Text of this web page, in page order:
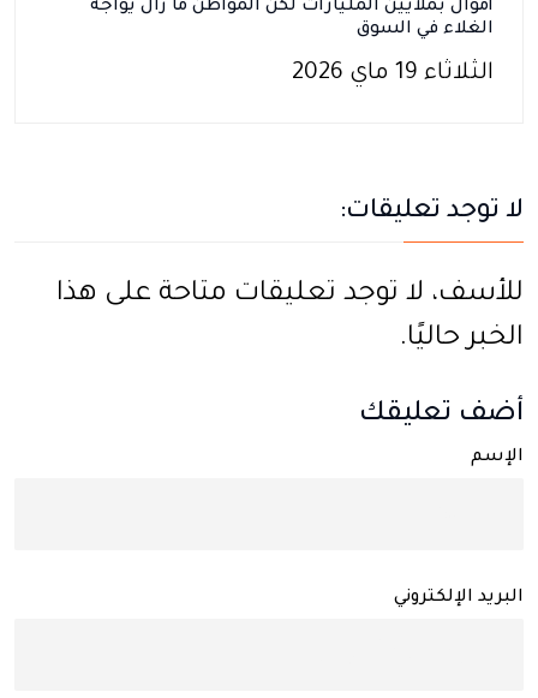
أموال بملايين المليارات لكن المواطن ما زال يواجه
الغلاء في السوق
الثلاثاء 19 ماي 2026
لا توجد تعليقات:
للأسف، لا توجد تعليقات متاحة على هذا
الخبر حاليًا.
أضف تعليقك
الإسم
البريد الإلكتروني